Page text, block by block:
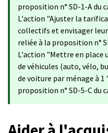
proposition n° SD-1-A du
L'action "Ajuster la
collectifs et envisager
reliée à la proposition n°
L'action "Mettre en place
de véhicules (auto, vélo,
de voiture par ménage à
proposition n° SD-5-C du